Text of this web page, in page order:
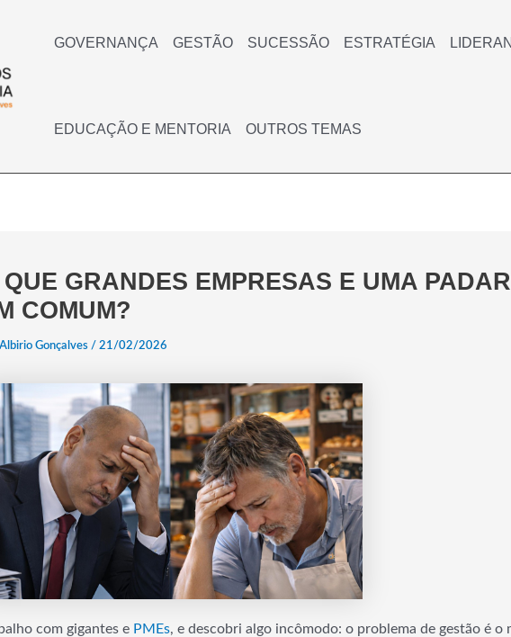
GOVERNANÇA GESTÃO SUCESSÃO ESTRATÉGIA
EDUCAÇÃO E MENTORIA OUTROS TEMAS
QUE GRANDES EMPRESAS E UMA
COMUM?
Albirio Gonçalves / 21/02/2026
com gigantes e PMEs, e descobri algo incômodo: o problema de gestão é o